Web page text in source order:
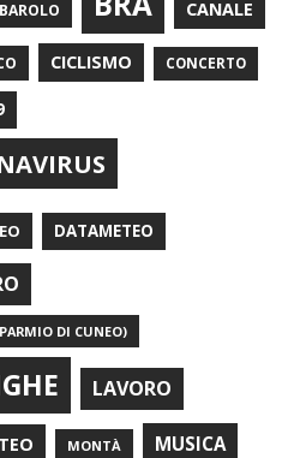
BAROLO CANALE
CICLISMO CONCERTO
DATAMETEO
DI CUNEO)
LAVORO
MONTÀ MUSICA